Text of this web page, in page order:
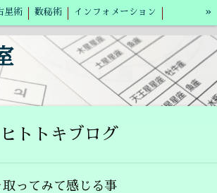
星術 数秘術 インフォメーション
ブログ
»
ヒトトキブログ
ってみて感じる事